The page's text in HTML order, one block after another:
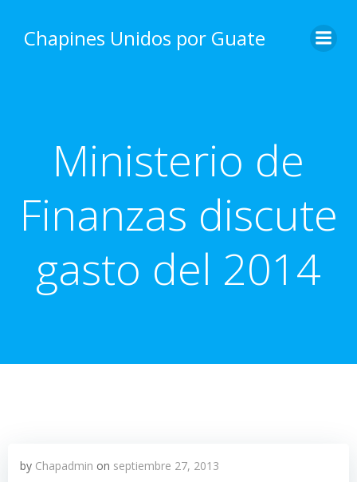
content
Chapines Unidos por Guate
Ministerio de
Finanzas discute
gasto del 2014
by Chapadmin on septiembre 27, 2013